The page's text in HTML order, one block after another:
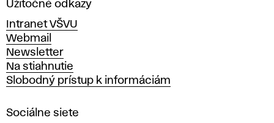
ý
t
v
a
r
ý
Užitočné odkazy
Intranet VŠVU
Webmail
Newsletter
Na stiahnutie
Slobodný prístup k informáciám
Sociálne siete